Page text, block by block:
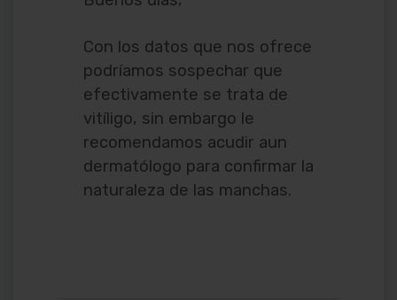
Con los datos que nos ofrece
podríamos sospechar que
efectivamente se trata de
vitíligo, sin embargo le
recomendamos acudir aun
dermatólogo para confirmar la
naturaleza de las manchas.